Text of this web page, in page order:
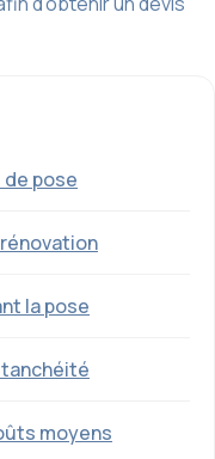
pose
la pose
moyens